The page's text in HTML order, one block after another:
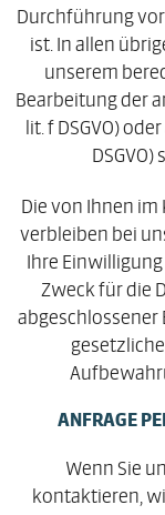
Durchführung
ist. In allen
unserem
Bearbeitung der
lit. f DSGVO)
Die von Ihnen
verbleiben bei
Ihre
Zweck für die
abgeschlossener
ANFRAGE
Wenn Sie
kontaktieren,